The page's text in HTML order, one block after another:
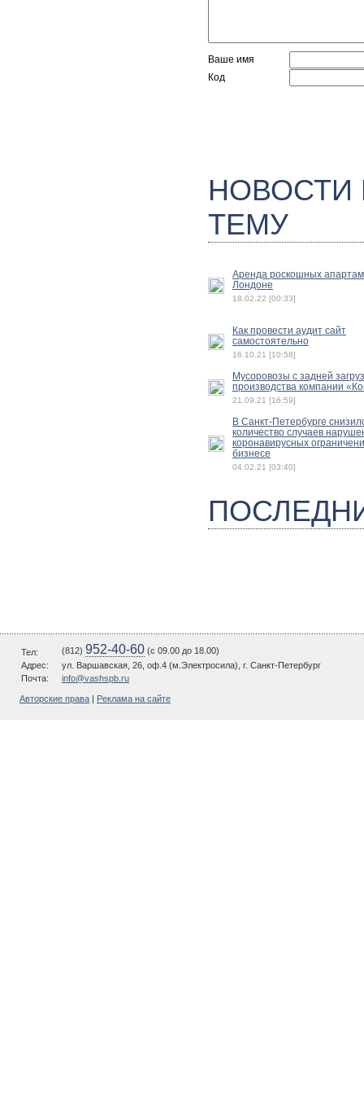
Ваше имя
Код
ТЕМУ
Аренда роскошных
Лондоне
18.02.22 [00:33]
Как провести аудит сайт
самостоятельно
16.10.21 [10:58]
Мусоровозы с задней
производства компании
21.09.21 [16:59]
В Санкт-Петербурге
количество случаев
коронавирусных
бизнесе
04.02.21 [03:40]
Тел: (812) 952-40-60 (c 09.00 до 18.00)
Адрес:
ул. Варшавская, 26, оф.4 (м.Электросила), г. Санкт-Петербург
Почта:
info@vashspb.ru
Авторские права Реклама на сайте